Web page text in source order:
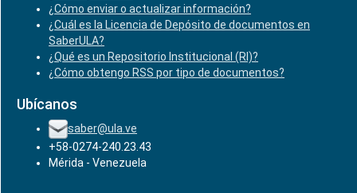
¿Cómo enviar o actualizar información?
¿Cuál es la Licencia de Depósito de documentos en
SaberULA?
¿Qué es un Repositorio Institucional (RI)?
¿Cómo obtengo RSS por tipo de documentos?
Ubícanos
saber@ula.ve
+58-0274-240.23.43
Mérida - Venezuela